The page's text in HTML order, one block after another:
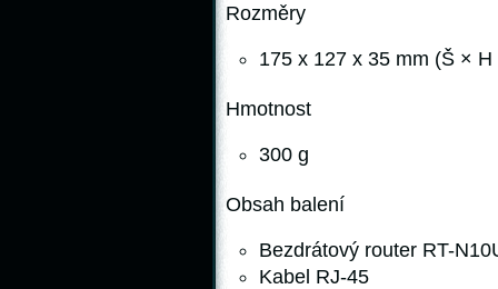
Rozměry
175 x 127 x 35 mm (Š × H
Hmotnost
300 g
Obsah balení
Bezdrátový router RT-
Kabel RJ-45